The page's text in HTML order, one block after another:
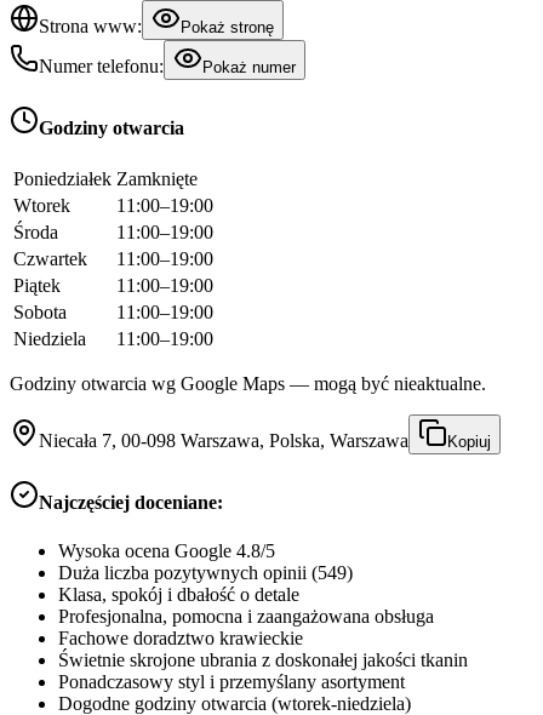
Strona www:
Pokaż stronę
Numer telefonu: Pokaż numer
Godziny otwarcia
Poniedziałek Zamknięte
Wtorek
11:00–19:00
Środa
11:00–19:00
Czwartek
11:00–19:00
Piątek
11:00–19:00
Sobota
11:00–19:00
Niedziela
11:00–19:00
Godziny otwarcia wg Google Maps — mogą być nieaktualne.
Niecała 7, 00-098 Warszawa, Polska, Warszawa Kopiuj
Najczęściej doceniane:
Wysoka ocena Google 4.8/5
Duża liczba pozytywnych opinii (549)
Klasa, spokój i dbałość o detale
Profesjonalna, pomocna i zaangażowana obsługa
Fachowe doradztwo krawieckie
Świetnie skrojone ubrania z doskonałej jakości tkanin
Ponadczasowy styl i przemyślany asortyment
Dogodne godziny otwarcia (wtorek-niedziela)